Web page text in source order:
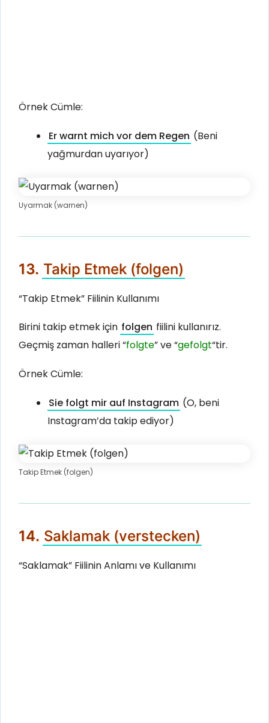
Örnek Cümle:
Er warnt mich vor dem Regen (Beni
yağmurdan uyarıyor)
Uyarmak (warnen)
13. Takip Etmek (folgen)
“Takip Etmek” Fiilinin Kullanımı
Birini takip etmek için folgen fiilini kullanırız.
Geçmiş zaman halleri “folgte” ve “gefolgt“tir.
Örnek Cümle:
Sie folgt mir auf Instagram (O, beni
Instagram’da takip ediyor)
Takip Etmek (folgen)
14. Saklamak (verstecken)
“Saklamak” Fiilinin Anlamı ve Kullanımı